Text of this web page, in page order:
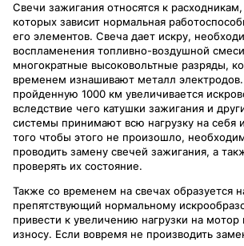
Свечи зажигания относятся к
которых зависит нормальная
его элементов. Свеча дает искру,
воспламенения топливно-воздушной
многократные высоковольтные разряды,
временем изнашивают металл
пройденную 1000 км увеличивается
вследствие чего катушки зажигания и
системы принимают всю нагрузку на себя
того чтобы этого не произошло,
проводить замену свечей зажигания, а
проверять их состояние.
Также со временем на свечах образуется
препятствующий нормальному
привести к увеличению нагрузки на
износу. Если вовремя не производить